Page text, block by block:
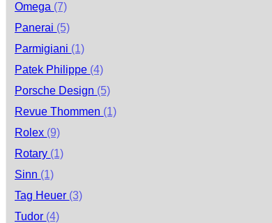
Omega (7)
Panerai (5)
Parmigiani (1)
Patek Philippe (4)
Porsche Design (5)
Revue Thommen (1)
Rolex (9)
Rotary (1)
Sinn (1)
Tag Heuer (3)
Tudor (4)